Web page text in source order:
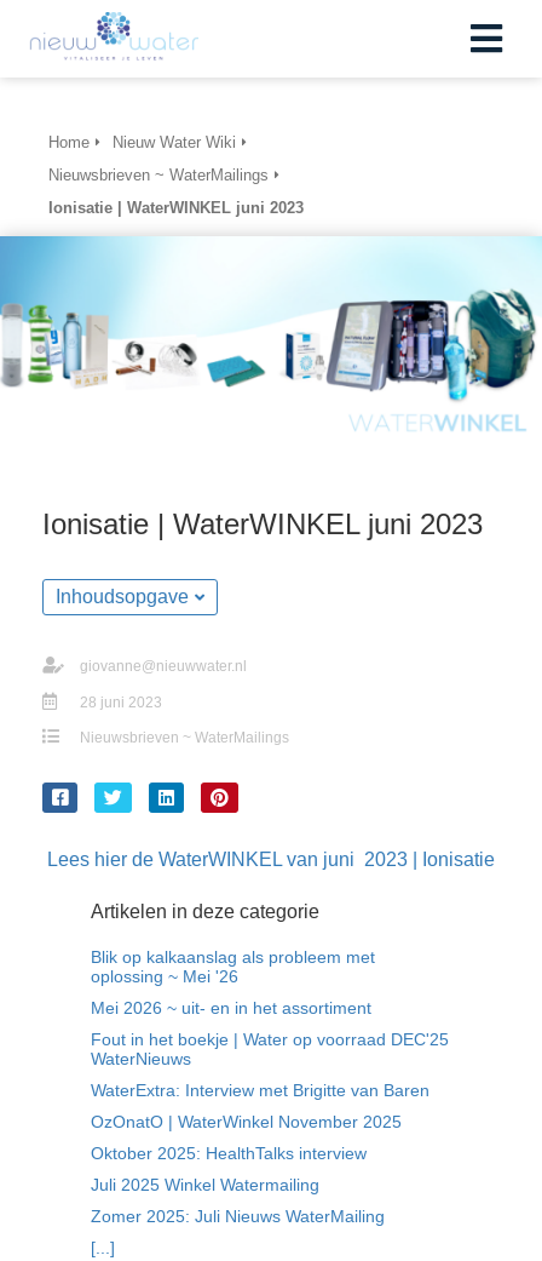
Home
Nieuw Water Wiki
Nieuwsbrieven ~ WaterMailings
Ionisatie | WaterWINKEL juni 2023
Ionisatie | WaterWINKEL juni 2023
Inhoudsopgave
giovanne@nieuwwater.nl
28 juni 2023
Nieuwsbrieven ~ WaterMailings
Lees hier de WaterWINKEL van juni 2023 | Ionisatie
Artikelen in deze categorie
Blik op kalkaanslag als probleem met
oplossing ~ Mei '26
Mei 2026 ~ uit- en in het assortiment
Fout in het boekje | Water op voorraad DEC'25
WaterNieuws
WaterExtra: Interview met Brigitte van Baren
OzOnatO | WaterWinkel November 2025
Oktober 2025: HealthTalks interview
Juli 2025 Winkel Watermailing
Zomer 2025: Juli Nieuws WaterMailing
[...]